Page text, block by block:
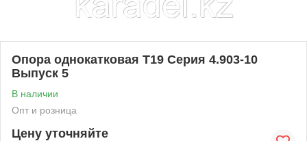
Опора однокатковая Т19 Серия 4.903-10
Выпуск 5
В наличии
Опт и розница
Цену уточняйте